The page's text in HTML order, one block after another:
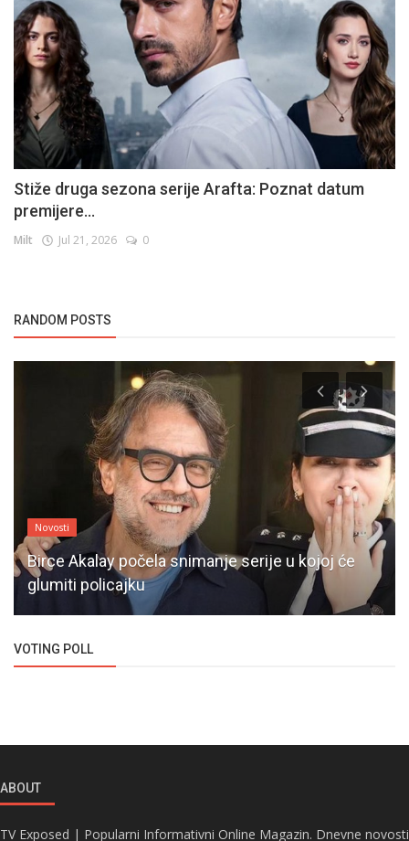
Stiže druga sezona serije Arafta: Poznat datum
premijere...
Milt Jul 21, 2026 0
RANDOM POSTS
Novosti
Birce Akalay počela snimanje serije u kojoj će
glumiti policajku
VOTING POLL
ABOUT
TV Exposed | Popularni Informativni Online Magazin. Dnevne novosti